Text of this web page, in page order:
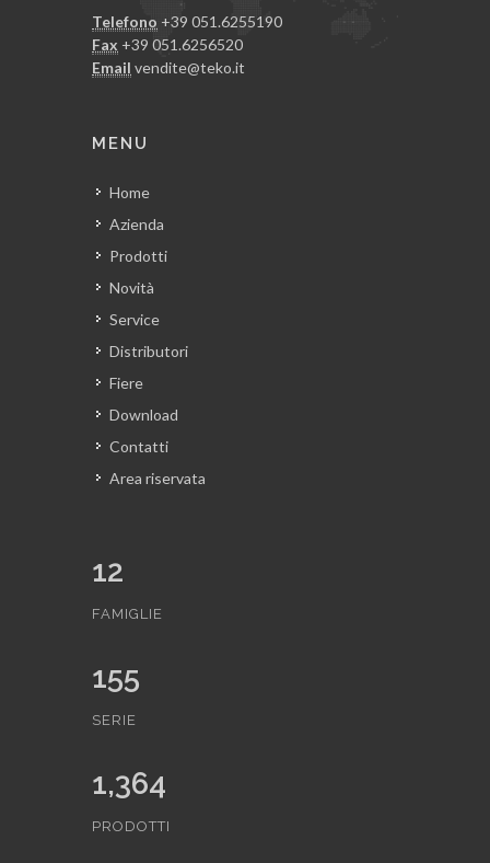
Telefono +39 051.6255190
Fax +39 051.6256520
Email vendite@teko.it
MENU
Home
Azienda
Prodotti
Novità
Service
Distributori
Fiere
Download
Contatti
Area riservata
12
FAMIGLIE
155
SERIE
1,364
PRODOTTI